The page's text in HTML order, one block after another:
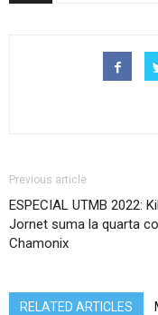
Previous article
ESPECIAL UTMB 2022:
Jornet suma la quarta
Chamonix
RELATED ARTICLES